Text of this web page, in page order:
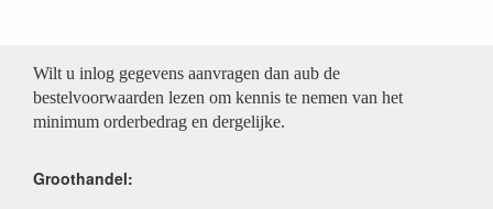
Wilt u inlog gegevens aanvragen dan aub de
bestelvoorwaarden lezen om kennis te nemen van het
minimum orderbedrag en dergelijke.
Groothandel: